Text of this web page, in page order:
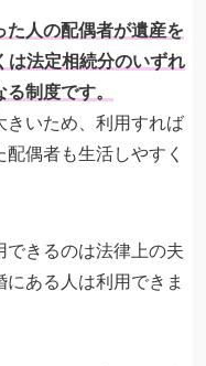
た人の配偶者が遺産を
は法定相続分のいずれ
制度です。
きいため、利用すれば
偶者も生活しやすく
できるのは法律上の夫
ある人は利用できま